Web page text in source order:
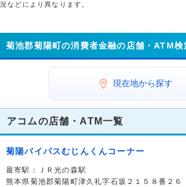
況などにより異なります。
菊池郡菊陽町の消費者金融の店舗・ATM検
現在地から探す
アコムの店舗・ATM一覧
菊陽バイパスむじんくんコーナー
最寄駅：ＪＲ光の森駅
熊本県菊池郡菊陽町津久礼字石坂２１５８番２